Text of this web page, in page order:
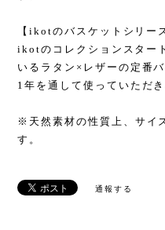
【ikotのバスケットシリー
ikotのコレクションスター
いるラタン×レザーの定番
1年を通して使っていただ
※天然素材の性質上、サイ
す。
通報する